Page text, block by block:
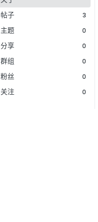
帖子
3
主题 0
分享 0
群组 0
粉丝 0
关注 0